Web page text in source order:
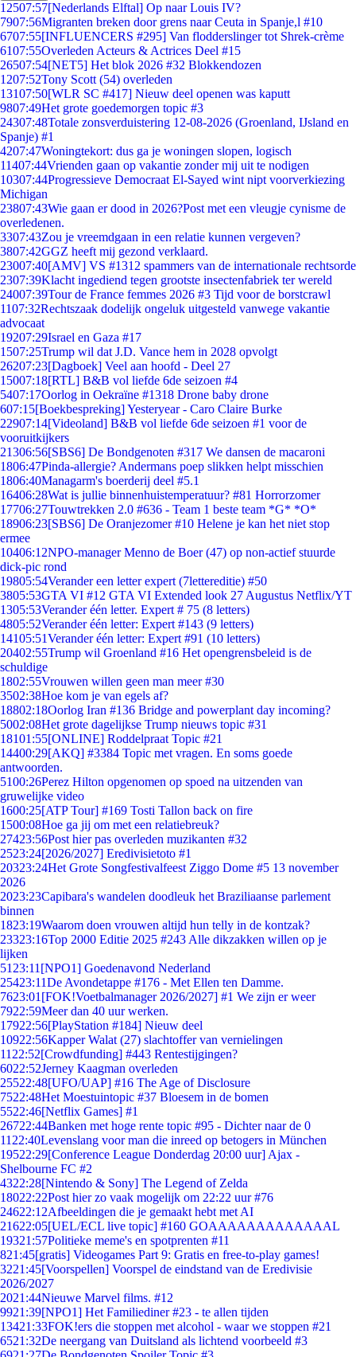
12507:57[Nederlands Elftal] Op naar Louis IV?
7907:56Migranten breken door grens naar Ceuta in Spanje,l #10
6707:55[INFLUENCERS #295] Van flodderslinger tot Shrek-crème
6107:55Overleden Acteurs & Actrices Deel #15
26507:54[NET5] Het blok 2026 #32 Blokkendozen
1207:52Tony Scott (54) overleden
13107:50[WLR SC #417] Nieuw deel openen was kaputt
9807:49Het grote goedemorgen topic #3
24307:48Totale zonsverduistering 12-08-2026 (Groenland, IJsland en
Spanje) #1
4207:47Woningtekort: dus ga je woningen slopen, logisch
11407:44Vrienden gaan op vakantie zonder mij uit te nodigen
10307:44Progressieve Democraat El-Sayed wint nipt voorverkiezing
Michigan
23807:43Wie gaan er dood in 2026?Post met een vleugje cynisme de
overledenen.
3307:43Zou je vreemdgaan in een relatie kunnen vergeven?
3807:42GGZ heeft mij gezond verklaard.
23007:40[AMV] VS #1312 spammers van de internationale rechtsorde
2307:39Klacht ingediend tegen grootste insectenfabriek ter wereld
24007:39Tour de France femmes 2026 #3 Tijd voor de borstcrawl
1107:32Rechtszaak dodelijk ongeluk uitgesteld vanwege vakantie
advocaat
19207:29Israel en Gaza #17
1507:25Trump wil dat J.D. Vance hem in 2028 opvolgt
26207:23[Dagboek] Veel aan hoofd - Deel 27
15007:18[RTL] B&B vol liefde 6de seizoen #4
5407:17Oorlog in Oekraïne #1318 Drone baby drone
607:15[Boekbespreking] Yesteryear - Caro Claire Burke
22907:14[Videoland] B&B vol liefde 6de seizoen #1 voor de
vooruitkijkers
21306:56[SBS6] De Bondgenoten #317 We dansen de macaroni
1806:47Pinda-allergie? Andermans poep slikken helpt misschien
1806:40Managarm's boerderij deel #5.1
16406:28Wat is jullie binnenhuistemperatuur? #81 Horrorzomer
17706:27Touwtrekken 2.0 #636 - Team 1 beste team *G* *O*
18906:23[SBS6] De Oranjezomer #10 Helene je kan het niet stop
ermee
10406:12NPO-manager Menno de Boer (47) op non-actief stuurde
dick-pic rond
19805:54Verander een letter expert (7lettereditie) #50
3805:53GTA VI #12 GTA VI Extended look 27 Augustus Netflix/YT
1305:53Verander één letter. Expert # 75 (8 letters)
4805:52Verander één letter: Expert #143 (9 letters)
14105:51Verander één letter: Expert #91 (10 letters)
20402:55Trump wil Groenland #16 Het opengrensbeleid is de
schuldige
1802:55Vrouwen willen geen man meer #30
3502:38Hoe kom je van egels af?
18802:18Oorlog Iran #136 Bridge and powerplant day incoming?
5002:08Het grote dagelijkse Trump nieuws topic #31
18101:55[ONLINE] Roddelpraat Topic #21
14400:29[AKQ] #3384 Topic met vragen. En soms goede
antwoorden.
5100:26Perez Hilton opgenomen op spoed na uitzenden van
gruwelijke video
1600:25[ATP Tour] #169 Tosti Tallon back on fire
1500:08Hoe ga jij om met een relatiebreuk?
27423:56Post hier pas overleden muzikanten #32
2523:24[2026/2027] Eredivisietoto #1
20323:24Het Grote Songfestivalfeest Ziggo Dome #5 13 november
2026
2023:23Capibara's wandelen doodleuk het Braziliaanse parlement
binnen
1823:19Waarom doen vrouwen altijd hun telly in de kontzak?
23323:16Top 2000 Editie 2025 #243 Alle dikzakken willen op je
lijken
51 23:11 [NPO1] Goedenavond Nederland
25423:11De Avondetappe #176 - Met Ellen ten Damme.
7623:01 [FOK!Voetbalmanager 2026/2027] #1 We zijn er weer
7922:59Meer dan 40 uur werken.
17922:56[PlayStation #184] Nieuw deel
10922:56Kapper Walat (27) slachtoffer van vernielingen
11 22:52[Crowdfunding] #443 Rentestijgingen?
6022:52Jerney Kaagman overleden
25522:48[UFO/UAP] #16 The Age of Disclosure
7522:48Het Moestuintopic #37 Bloesem in de bomen
5522:46[Netflix Games] #1
26722:44Banken met hoge rente topic #95 - Dichter naar de 0
11 22:40Levenslang voor man die inreed op betogers in München
19522:29[Conference League Donderdag 20:00 uur] Ajax -
Shelbourne FC #2
4322:28[Nintendo & Sony] The Legend of Zelda
18022:22Post hier zo vaak mogelijk om 22:22 uur #76
24622:12Afbeeldingen die je gemaakt hebt met AI
21622:05[UEL/ECL live topic] #160 GOAAAAAAAAAAAAAL
19321:57Politieke meme's en spotprenten #11
821:45[gratis] Videogames Part 9: Gratis en free-to-play games!
3221:45[Voorspellen] Voorspel de eindstand van de Eredivisie
2026/2027
2021:44Nieuwe Marvel films. #12
9921:39[NPO1] Het Familiediner #23 - te allen tijden
13421:33FOK!ers die stoppen met alcohol - waar we stoppen #21
6521:32De neergang van Duitsland als lichtend voorbeeld #3